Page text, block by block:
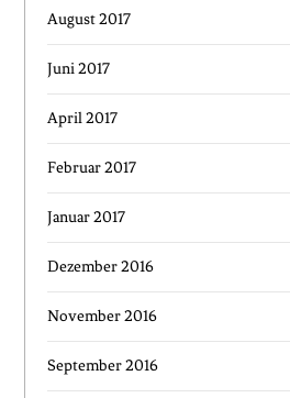
August 2017
Juni 2017
April 2017
Februar 2017
Januar 2017
Dezember 2016
November 2016
September 2016